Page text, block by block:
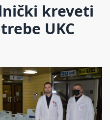
kreveti
UKC